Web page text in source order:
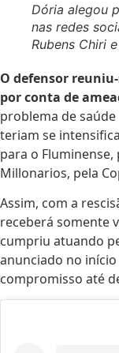
Dória alegou
nas redes
Rubens Chiri
O defensor
por conta de
problema de
teriam se
para o
Millonarios, pela
Assim, com a
receberá somente
cumpriu atuando
anunciado no
compromisso até